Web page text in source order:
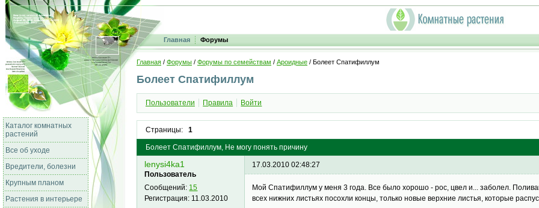
Главная Форумы
Каталог комнатных
растений
Все об уходе
Вредители, болезни
Крупным планом
Растения в интерьере
Главная / Форумы / Форумы по семействам / Ароидные / Болеет Спатифиллум
Болеет Спатифиллум
Пользователи Правила Войти
Страницы: 1
Болеет Спатифиллум, Не могу понять причину
lenysi4ka1
Пользователь
Сообщений: 15
Регистрация: 11.03.2010
17.03.2010 02:48:27
Мой Спатифиллум у меня 3 года. Все было хорошо - рос, цвел и... заболел.
всех нижних листьях посохли концы, только новые верхние листья, которые